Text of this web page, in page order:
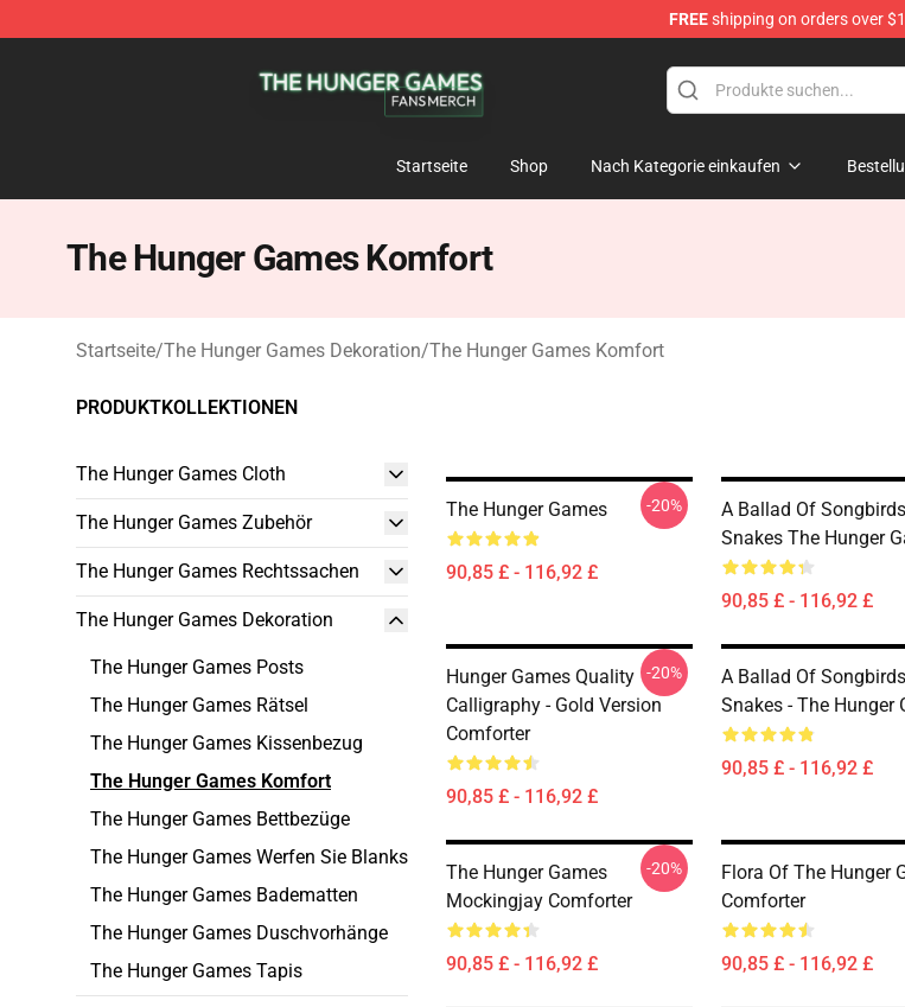
FREEshipping on orders over
Startseite Shop Nach Kategorie einkaufen
The Hunger Games Komfort
Startseite/The Hunger Games Dekoration/The Hunger Games Komfort
PRODUKTKOLLEKTIONEN
The Hunger Games Cloth
The Hunger Games Zubehör
The Hunger Games Rechtssachen
The Hunger Games Dekoration
The Hunger Games Posts
The Hunger Games Rätsel
The Hunger Games Kissenbezug
The Hunger Games Komfort
The Hunger Games Bettbezüge
The Hunger Games Werfen Sie Blanks
The Hunger Games Badematten
The Hunger Games Duschvorhänge
The Hunger Games Tapis
The Hunger Games
90,85 £ - 116,92 £
-20%
A Ballad Of
Snakes The Hunger
90,85 £ - 116,92 £
Hunger Games Quality
Calligraphy - Gold Version
Comforter
90,85 £ - 116,92 £
-20%
A Ballad Of
Snakes - The Hunger
90,85 £ - 116,92 £
The Hunger Games
Mockingjay Comforter
90,85 £ - 116,92 £
-20%
Flora Of The Hunger
Comforter
90,85 £ - 116,92 £